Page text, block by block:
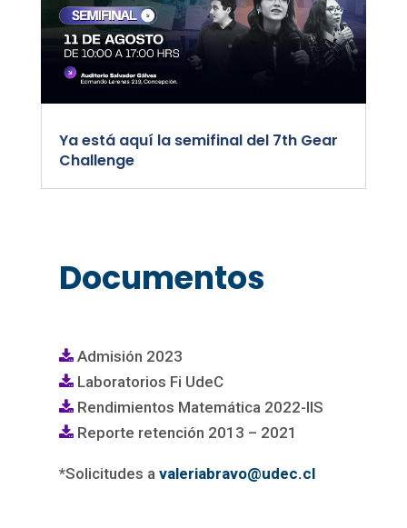
Ya está aquí la semifinal del 7th Gear
Challenge
Documentos
Admisión 2023
Laboratorios Fi UdeC
Rendimientos Matemática 2022-IIS
Reporte retención 2013 – 2021
*Solicitudes a valeriabravo@udec.cl